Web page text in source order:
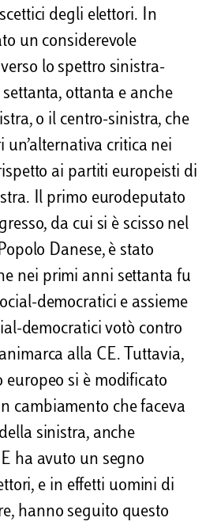
degli elettori. In
un considerevole
lo spettro sinistra-
ottanta e anche
o il centro-sinistra, che
critica nei
ai partiti europeisti di
Il primo eurodeputato
da cui si è scisso nel
Danese, è stato
nei primi anni settanta fu
democratici e assieme
democratici votò contro
alla CE. Tuttavia,
si è modificato
cambiamento che faceva
sinistra, anche
ha avuto un segno
e in effetti uomini di
hanno seguito questo